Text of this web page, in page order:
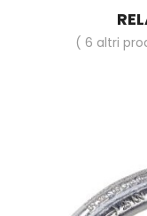
( 6 altri